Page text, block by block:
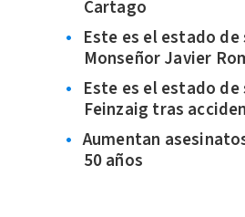
Cartago
Este es el estado de
Monseñor Javier
Este es el estado de
Feinzaig tras
Aumentan
50 años